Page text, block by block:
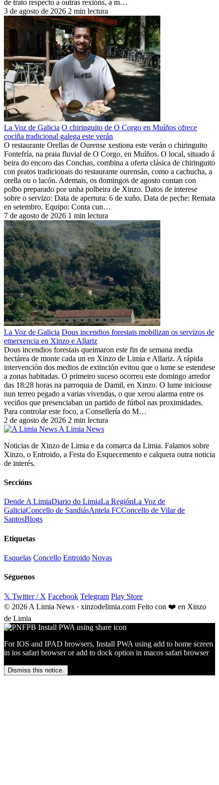
de trato respecto a outras rexións, a m…
3 de agosto de 2026 2 min lectura
La Voz de Galicia O chiringuito de O Corgo en Muíños ofrece
cociña tradicional galega este verán
O restaurante Orellas de Ourense xestiona este verán o chiringuito
Fontefría, na praia fluvial de O Corgo, en Muíños. O local, situado á
beira do encoro das Conchas, combina a oferta clásica de chiringuito
con pratos tradicionais do restaurante ourensán, como a cachucha, a
orella ou o lacón. Ademais, os domingos de agosto contan con
polbo preparado por unha polbeira de Xinzo. Datos de interese
sobre o servizo: Data de apertura: 6 de xuño. Data de peche: Remata
en setembro. Equipo: Conta cun…
7 de agosto de 2026 1 min lectura
La Voz de Galicia Dous incendios forestais mobilizan os servizos de
emerxencia en Xinzo e Allariz
Dous incendios forestais queimaron este fin de semana media
hectárea de monte cada un en Xinzo de Limia e Allariz. A rápida
intervención dos medios de extinción evitou que o lume se estendese
a zonas habitadas. O primeiro suceso ocorreu este domingo arredor
das 18:28 horas na parroquia de Damil, en Xinzo. O lume iniciouse
nun terreo pegado a varias vivendas, o que xerou alarma entre os
veciños que presenciaban un partido de fútbol nas proximidades.
Para controlar este foco, a Consellería do M…
2 de agosto de 2026 2 min lectura
A Limia News
Noticias de Xinzo de Limia e da comarca da Limia. Falamos sobre
Xinzo, o Entroido, a Festa do Esquecemento e calquera outra noticia
de interés.
Seccións
Dende A LimiaDiario do LimiaLa RegiónLa Voz de
GaliciaConcello de SandiásAntela FCConcello de Vilar de
SantosBlogs
Etiquetas
Esquelas Concello Entroido Novas
Séguenos
𝕏 Twitter / X Facebook Telegram Play Store
© 2026 A Limia News · xinzodelimia.com Feito con ❤️ en Xinzo
de Limia
For IOS and IPAD browsers, Install PWA using add to home screen
in ios safari browser or add to dock option in macos safari browser
Dismiss this notice.